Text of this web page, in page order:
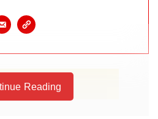
Reading